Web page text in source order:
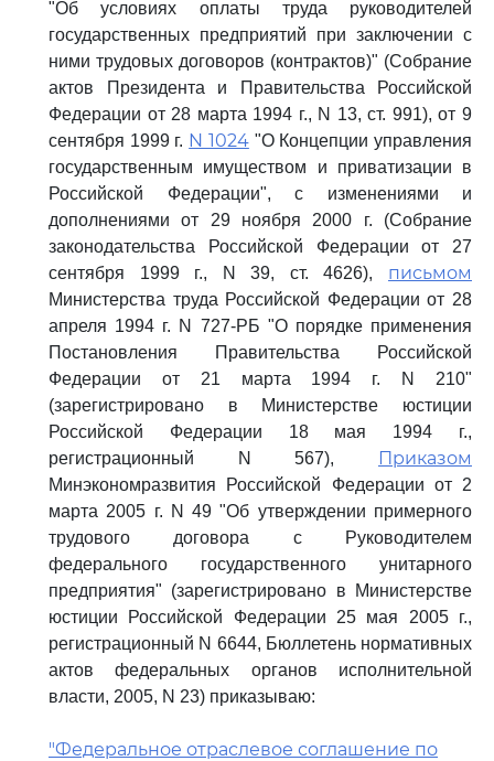
"Об условиях оплаты труда руководителей
государственных предприятий при заключении с
ними трудовых договоров (контрактов)" (Собрание
актов Президента и Правительства Российской
Федерации от 28 марта 1994 г., N 13, ст. 991), от 9
сентября 1999 г. N 1024"О Концепции управления
государственным имуществом и приватизации в
Российской Федерации", с изменениями и
дополнениями от 29 ноября 2000 г. (Собрание
законодательства Российской Федерации от 27
сентября 1999 г., N 39, ст. 4626), письмом
Министерства труда Российской Федерации от 28
апреля 1994 г. N 727-РБ "О порядке применения
Постановления Правительства Российской
Федерации от 21 марта 1994 г. N 210"
(зарегистрировано в Министерстве юстиции
Российской Федерации 18 мая 1994 г.,
регистрационный N 567),
Приказом
Минэкономразвития Российской Федерации от 2
марта 2005 г. N 49 "Об утверждении примерного
трудового договора с Руководителем
федерального государственного унитарного
предприятия" (зарегистрировано в Министерстве
юстиции Российской Федерации 25 мая 2005 г.,
регистрационный N 6644, Бюллетень нормативных
актов федеральных органов исполнительной
власти, 2005, N 23) приказываю:
"Федеральное отраслевое соглашение по